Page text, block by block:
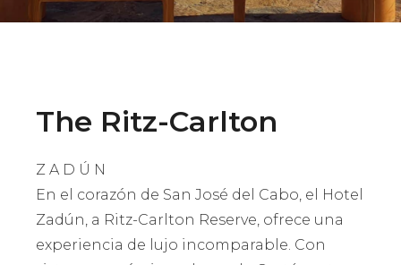
The Ritz-Carlton
Z A D Ú N
En el corazón de San José del Cabo, el Hotel
Zadún, a Ritz-Carlton Reserve, ofrece una
experiencia de lujo incomparable. Con